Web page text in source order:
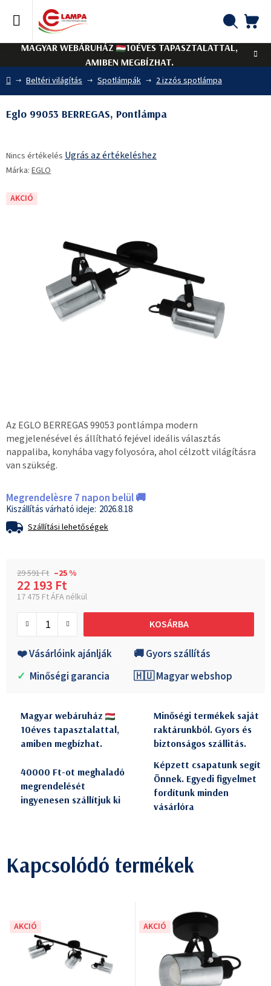
tartalomhoz
MAGYAR WEBÁRUHÁZ
10ÉVES TAPASZTALATTAL,
AMIBEN MEGBÍZHAT.
Kezdőlap
Beltéri világítás Spotlámpák 2 izzós spotlámpa
Az EGLO BERREGAS 99053 pontlámpa modern
megjelenésével és állítható fejével ideális választás
nappaliba, konyhába vagy folyosóra, ahol célzott világításra
van szükség.
Megrendelèsre 7 napon belül 🚚
2026.8.18
Szállítási lehetőségek
29 591 Ft –25 %
22 193 Ft
17 475 Ft ÁFA nélkül
KOSÁRBA
❤️ Vásárlóink ajánlják
🚚 Gyors szállítás
✓ Minőségi garancia 🇭🇺 Magyar webshop
Eglo 99053 BERREGAS, Pontlámpa
termék
átlagos
5-
Nincs értékelés Ugrás az értékeléshez
Márka: EGLO
AKCIÓ
Magyar webáruház
10éves tapasztalattal,
amiben megbízhat.
Minőségi termékek saját
raktárunkból. Gyors és
biztonságos szállitás.
40000 Ft-ot meghaladó
megrendelését
ingyenesen szállítjuk ki
Képzett csapatunk segít
Önnek. Egyedi figyelmet
fordítunk minden
vásárlóra
Kapcsolódó termékek
AKCIÓ AKCIÓ